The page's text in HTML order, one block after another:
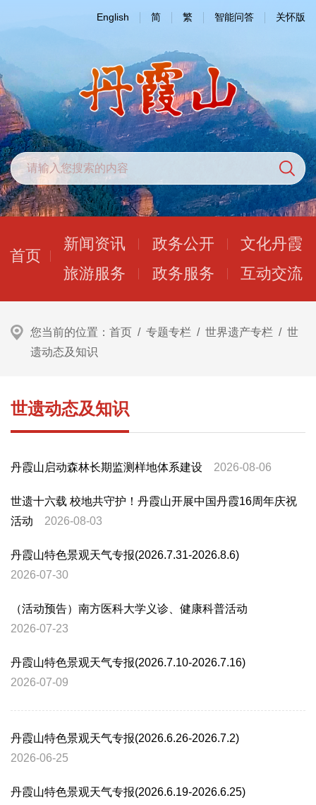
English 简 繁 智能问答 关怀版
首页
新闻资讯 政务公开
文化丹霞
旅游服务
政务服务 互动交流
您当前的位置： 首页 / 专题专栏 / 世界遗产专栏 / 世
遗动态及知识
世遗动态及知识
丹霞山启动森林长期监测样地体系建设 2026-08-06
世遗十六载 校地共守护！丹霞山开展中国丹霞16周年庆祝
活动
2026-08-03
丹霞山特色景观天气专报(2026.7.31-2026.8.6)
2026-07-30
（活动预告）南方医科大学义诊、健康科普活动
2026-07-23
丹霞山特色景观天气专报(2026.7.10-2026.7.16)
2026-07-09
丹霞山特色景观天气专报(2026.6.26-2026.7.2)
2026-06-25
丹霞山特色景观天气专报(2026.6.19-2026.6.25)